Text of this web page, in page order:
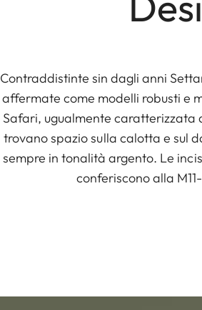
Contraddistinte sin dagli anni
affermate come modelli robusti e
Safari, ugualmente caratterizzata
trovano spazio sulla calotta e sul
sempre in tonalità argento. Le
conferiscono alla